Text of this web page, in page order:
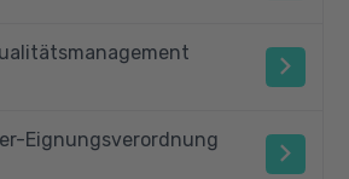
Eignungsverordnung